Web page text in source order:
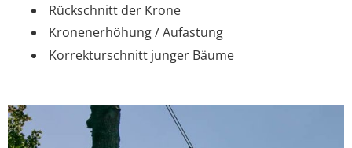
Rückschnitt der Krone
Kronenerhöhung / Aufastung
Korrekturschnitt junger Bäume